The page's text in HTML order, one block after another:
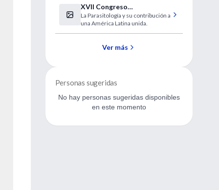
XVII Congreso
Latinoamericano de
Parasitología
La Parasitología y su contribución a
una América Latina unida.
Ver más
Personas sugeridas
No hay personas sugeridas disponibles
en este momento